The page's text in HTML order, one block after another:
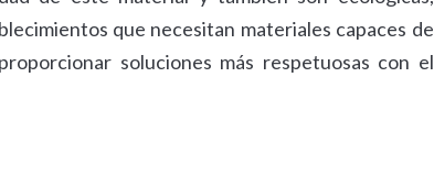
que necesitan materiales capaces de
soluciones más respetuosas con el